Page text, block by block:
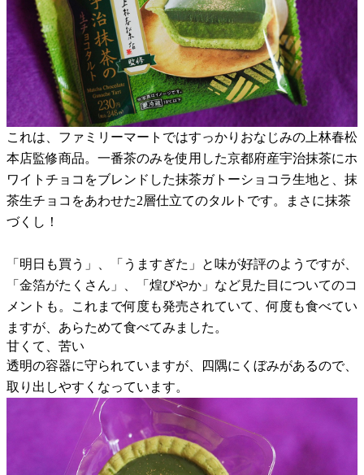
これは、ファミリーマートではすっかりおなじみの上林春松
本店監修商品。一番茶のみを使用した京都府産宇治抹茶にホ
ワイトチョコをブレンドした抹茶ガトーショコラ生地と、抹
茶生チョコをあわせた2層仕立てのタルトです。まさに抹茶
づくし！
「明日も買う」、「うますぎた」と味が好評のようですが、
「金箔がたくさん」、「煌びやか」など見た目についてのコ
メントも。これまで何度も発売されていて、何度も食べてい
ますが、あらためて食べてみました。
甘くて、苦い
透明の容器に守られていますが、四隅にくぼみがあるので、
取り出しやすくなっています。